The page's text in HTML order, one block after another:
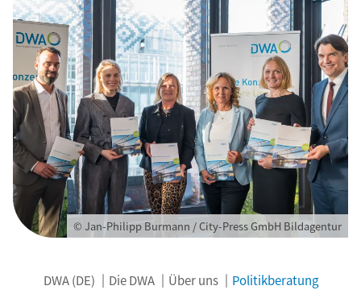
© Jan-Philipp Burmann / City-Press GmbH Bildagentur
e
DWA (DE) Die DWA Über uns Politikberatung